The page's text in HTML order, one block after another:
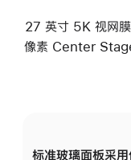
27 英寸 5K 视网
像素 Center Stage
标准玻璃面板采